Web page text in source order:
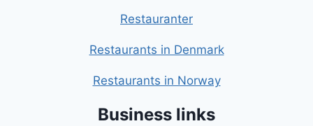
Restauranter
Restaurants in Denmark
Restaurants in Norway
Business links